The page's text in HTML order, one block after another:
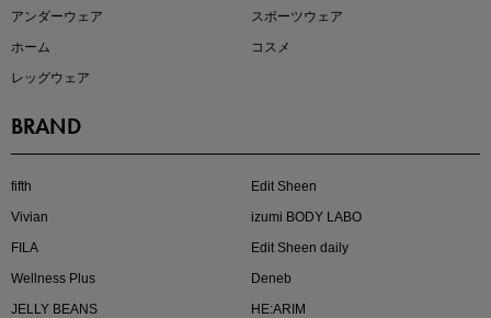
アンダーウェア
スポーツウェア
ホーム
コスメ
レッグウェア
BRAND
fifth
Edit Sheen
Vivian
izumi BODY LABO
FILA
Edit Sheen daily
Wellness Plus
Deneb
JELLY BEANS
HE:ARIM